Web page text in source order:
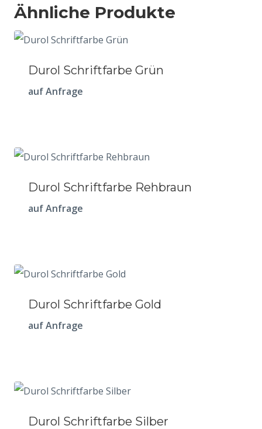
Ähnliche Produkte
Durol Schriftfarbe Grün
auf Anfrage
Durol Schriftfarbe Rehbraun
auf Anfrage
Durol Schriftfarbe Gold
auf Anfrage
Durol Schriftfarbe Silber